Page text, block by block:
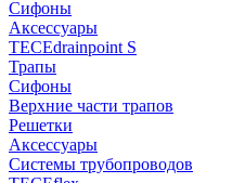
Сифоны
Аксессуары
TECEdrainpoint S
Трапы
Сифоны
Верхние части трапов
Решетки
Аксессуары
Системы трубопроводов